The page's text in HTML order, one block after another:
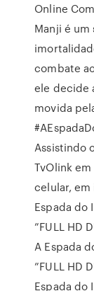
Online
Manji é
combate
ele decide
movida
Assistindo
TvOlink
celular, em
Espada do
”FULL HD
A Espada
”FULL HD
Espada do